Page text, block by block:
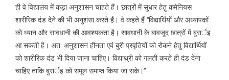
ही वे विद्यालय में कड़ा अनुशासन चाहते हैं। छात्रों में सुधार हेतु कमेनियस
शारीरिक दंड देने की भी अनुशंसा करते हैं। वे कहते हैं ‘‘विद्यार्थियों और अध्यापकों
को ध्यान और सावधानी की आवश्यकता है। सावधानी के बावजूद छात्रों में बुरार्इ
आ सकती है। अत: अनुशासन हीनता एवं बुरी प्रवृतियों को रोकने हेतु विद्यार्थियों
को शारीरिक दंड भी दिया जाना चाहिए। विद्याथ्री को गलती करते ही दंड देना
चाहिए ताकि बुरार्इ को समूल समाप्त किया जा सके।’’